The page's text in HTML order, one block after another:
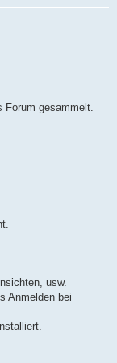
Forum gesammelt.
usw.
Anmelden bei